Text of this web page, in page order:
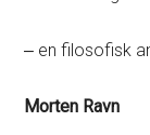
‒ en filosofisk
Morten Ravn